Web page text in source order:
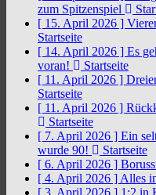
zum Spitzenspiel
[ 15. April 2026 ]
Startseite
[ 14. April 2026 ] Es
voran!
Startseite
[ 11. April 2026 ]
Startseite
[ 11. April 2026 ]
Startseite
[ 7. April 2026 ] Ein
wurde 90!
Startseite
[ 6. April 2026 ]
[ 4. April 2026 ] Alles
[ 3. April 2026 ] 1:2 in